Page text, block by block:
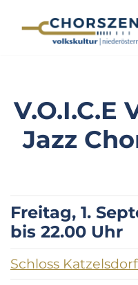
V.O.I.C.E
Jazz
Freitag, 1.
bis 22.00 Uhr
Schloss Katzelsdorf